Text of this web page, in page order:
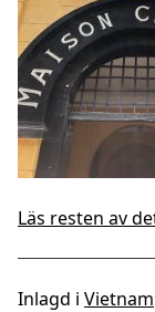
Läs resten av
Inlagd i Vietnam